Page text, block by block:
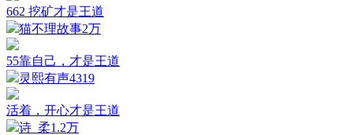
662 挖矿才是王道
猫不理故事2万
55靠自己，才是王道
灵熙有声4319
活着，开心才是王道
诗_柔1.2万